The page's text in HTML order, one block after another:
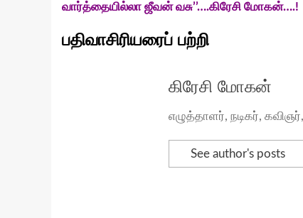
வார்த்தையில்லா ஜீவன் வசு’’….கிரேசி மோகன்….!
பதிவாசிரியரைப் பற்றி
கிரேசி மோகன்
எழுத்தாளர், நடிகர்,
See author's posts